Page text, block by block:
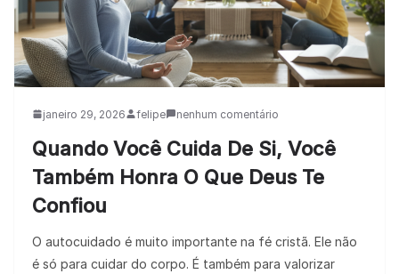
janeiro 29, 2026 felipe nenhum comentário
Quando Você Cuida De Si, Você
Também Honra O Que Deus Te
Confiou
O autocuidado é muito importante na fé cristã. Ele não
é só para cuidar do corpo. É também para valorizar